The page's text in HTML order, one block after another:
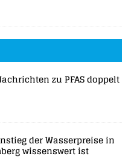
zu PFAS doppelt
der Wasserpreise in
wissenswert ist